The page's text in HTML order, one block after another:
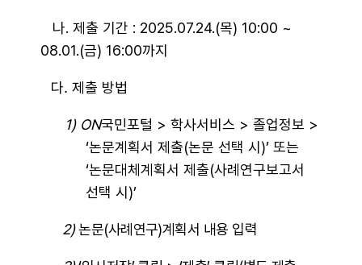
나. 제출 기간 : 2025.07.24.(목) 10:00 ~
08.01.(금) 16:00까지
다. 제출 방법
1) ON국민포털 > 학사서비스 > 졸업정보 >
‘논문계획서 제출(논문 선택 시)’ 또는
‘논문대체계획서 제출(사례연구보고서
선택 시)’
2)논문(사례연구)계획서 내용 입력